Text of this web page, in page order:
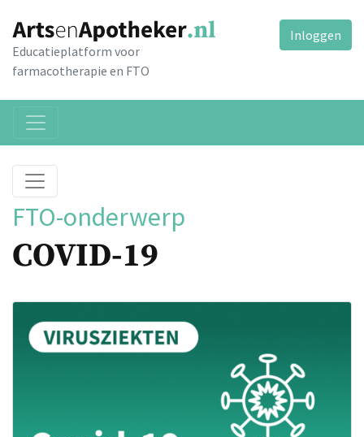
Educatieplatform voor
farmacotherapie en FTO
Inloggen
FTO-onderwerp
COVID-19